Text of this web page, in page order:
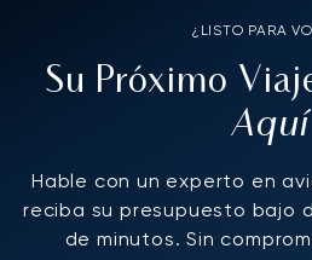
¿LISTO PARA
Su Próximo
Aquí
Hable con un experto en
reciba su presupuesto bajo
de minutos. Sin